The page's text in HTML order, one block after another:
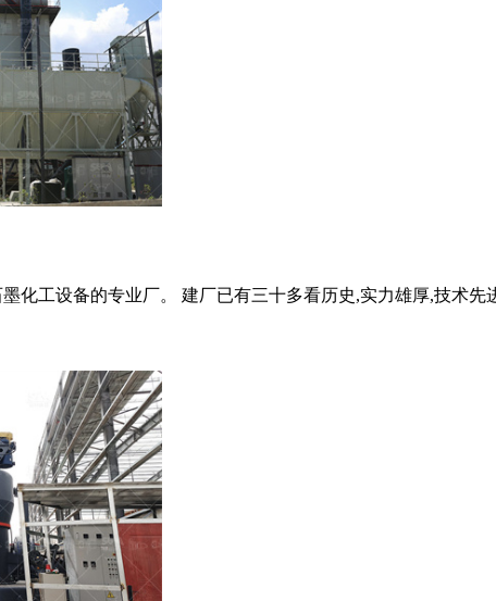
化工设备的专业厂。 建厂已有三十多看历史,实力雄厚,技术